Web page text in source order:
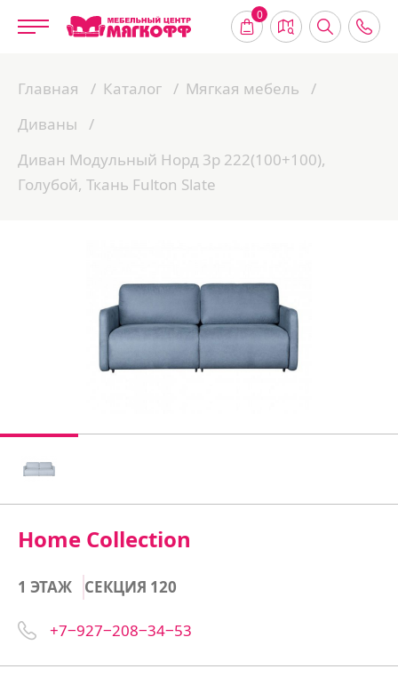
0
Главная Каталог
Мягкая мебель
Диваны
Диван Модульный Норд 3р 222(100+100),
Голубой, Ткань Fulton Slate
Home Collection
1 ЭТАЖ СЕКЦИЯ 120
+7‒927‒208‒34‒53